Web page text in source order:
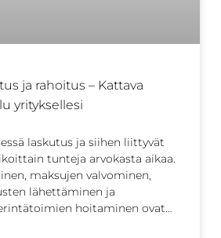
ja rahoitus – Kattava
yrityksellesi
laskutus ja siihen liittyvät
tunteja arvokasta aikaa.
maksujen valvominen,
lähettäminen ja
hoitaminen ovat